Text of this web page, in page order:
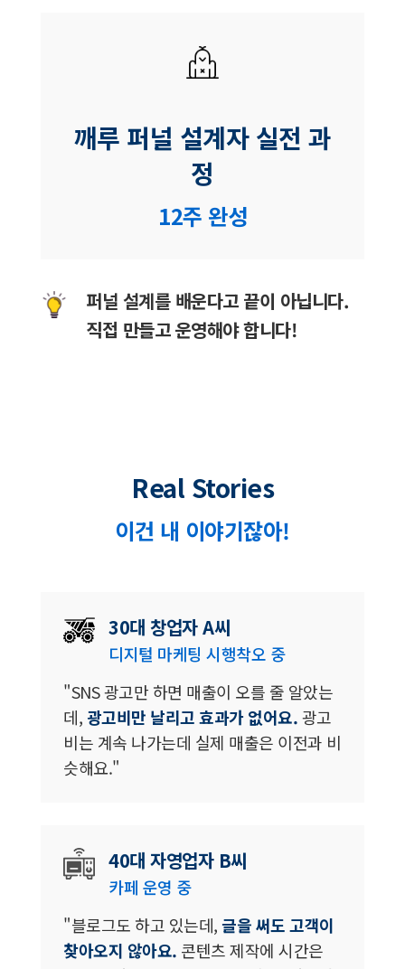
깨루 퍼널 설계자 실전 과
정
12주 완성
퍼널 설계를 배운다고 끝이 아닙니다.
직접 만들고 운영해야 합니다!
Real Stories
이건 내 이야기잖아!
30대 창업자 A씨
디지털 마케팅 시행착오 중
"SNS 광고만 하면 매출이 오를 줄 알았는
데, 광고비만 날리고 효과가 없어요.광고
비는 계속 나가는데 실제 매출은 이전과 비
슷해요."
40대 자영업자 B씨
카페 운영 중
"블로그도 하고 있는데,글을 써도 고객이
찾아오지 않아요. 콘텐츠 제작에 시간은